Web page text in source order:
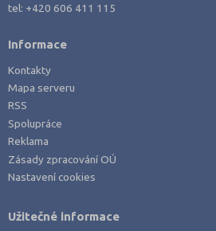
tel: +420 606 411 115
Informace
Kontakty
Mapa serveru
RSS
Spolupráce
Reklama
Zásady zpracování OÚ
Nastavení cookies
Užitečné informace